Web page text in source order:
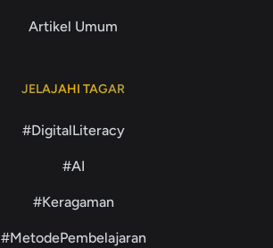
Artikel Umum
JELAJAHI TAGAR
#DigitalLiteracy
#AI
#Keragaman
#MetodePembelajaran